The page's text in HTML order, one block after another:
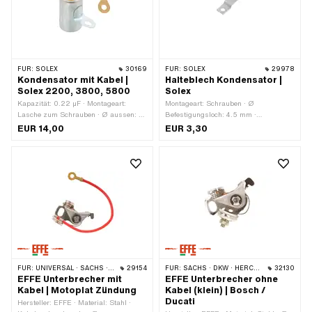
FÜR: SOLEX 30169
Kondensator mit Kabel |
Solex 2200, 3800, 5800
Kapazität: 0.22 µF · Montageart:
Lasche zum Schrauben · Ø aussen: 18
mm · Höhe: 30.5 mm · Anschlussart:
Kabel zum Schrauben · Ø
Anwendungsbereich: Standard · SEV
OEM-Nr.: 35 20 414 · SEV OEM-Nr.:
435 20 405 · Solex OEM-Nr.: 11 191
EUR 14,00
FÜR: SOLEX 29978
Halteblech Kondensator |
Solex
Montageart: Schrauben · Ø
Befestigungsloch: 4.5 mm ·
Anwendungsbereich: Standard
EUR 3,30
FÜR: UNIVERSAL · SACHS · HERCULES 29154
EFFE Unterbrecher mit
Kabel | Motoplat Zündung
Hersteller: EFFE · Material: Stahl ·
FÜR: SACHS · DKW · HERCULES · ILO / JLO · BATAVUS · MOTOGRAZIELLA · RIXE 32130
EFFE Unterbrecher ohne
Kabel (klein) | Bosch /
Ducati